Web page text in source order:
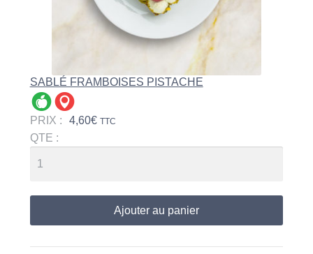
SABLÉ FRAMBOISES PISTACHE
PRIX : 4,60€ TTC
QTE :
Ajouter au panier